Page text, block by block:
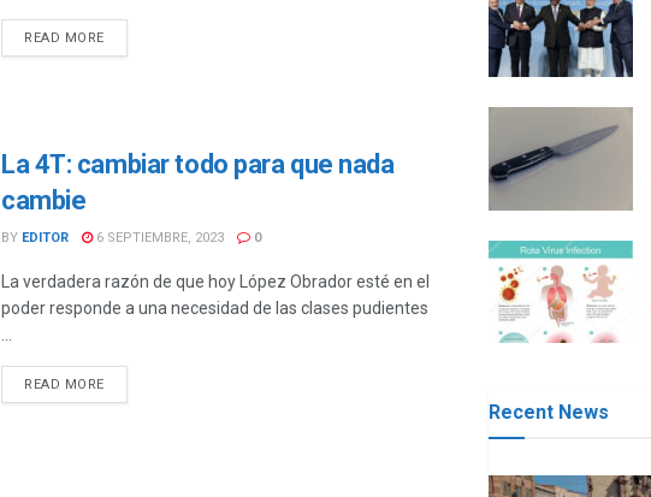
READ MOREDETAILS
La 4T: cambiar todo para que nada
cambie
BY EDITOR 6 SEPTIEMBRE, 2023 0
La verdadera razón de que hoy López Obrador esté en el
poder responde a una necesidad de las clases pudientes
READ MOREDETAILS
Recent News